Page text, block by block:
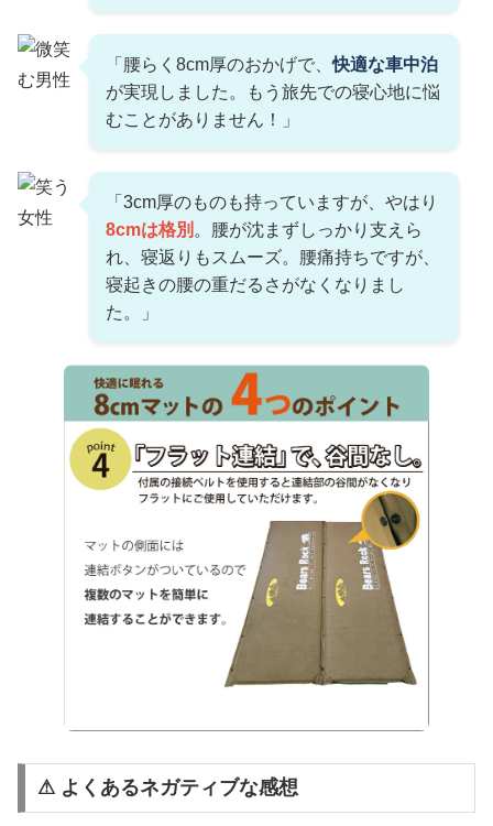
「腰らく8cm厚のおかげで、快適な車中泊
が実現しました。もう旅先での寝心地に悩
むことがありません！」
「3cm厚のものも持っていますが、やはり
8cmは格別 。腰が沈まずしっかり支えら
れ、寝返りもスムーズ。腰痛持ちですが、
寝起きの腰の重だるさがなくなりまし
た。」
⚠ よくあるネガティブな感想